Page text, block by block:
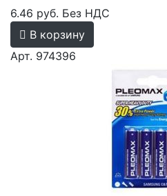
6.46 руб. Без НДС
В корзину
Арт. 974396